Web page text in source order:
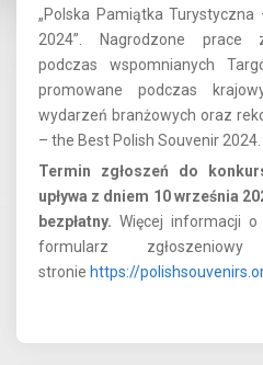
„Polska Pamiątka
2024”. Nagrodzone prace
podczas wspomnianych
promowane podczas
wydarzeń branżowych oraz
– the Best Polish Souvenir 2024.
Termin zgłoszeń do
upływa z dniem 10 września
bezpłatny. Więcej informacji
formularz
stronie https://